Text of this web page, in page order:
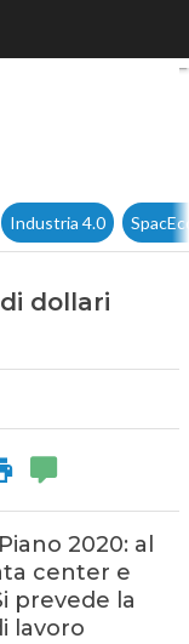
10 miliardi di
Industria 4.0
dollari
2020: al
center e
prevede la
lavoro